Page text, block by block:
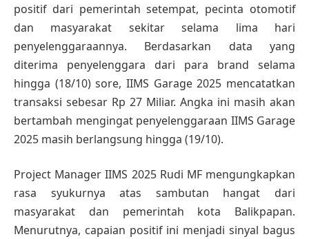
positif dari pemerintah setempat, pecinta otomotif
dan masyarakat sekitar selama lima hari
penyelenggaraannya. Berdasarkan data yang
diterima penyelenggara dari para brand selama
hingga (18/10) sore, IIMS Garage 2025 mencatatkan
transaksi sebesar Rp 27 Miliar. Angka ini masih akan
bertambah mengingat penyelenggaraan IIMS Garage
2025 masih berlangsung hingga (19/10).
Project Manager IIMS 2025 Rudi MF mengungkapkan
rasa syukurnya atas sambutan hangat dari
masyarakat dan pemerintah kota Balikpapan.
Menurutnya, capaian positif ini menjadi sinyal bagus